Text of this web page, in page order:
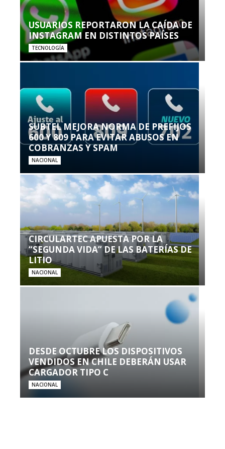
USUARIOS REPORTARON LA CAÍDA DE
INSTAGRAM EN DISTINTOS PAÍSES
TECNOLOGÍA
SUBTEL MEJORA NORMA DE PREFIJOS
600 Y 809 PARA EVITAR ABUSOS EN
COBRANZAS Y SPAM
NACIONAL
CIRCULARTEC APUESTA POR LA
“SEGUNDA VIDA” DE LAS BATERÍAS DE
LITIO
NACIONAL
DESDE OCTUBRE LOS DISPOSITIVOS
VENDIDOS EN CHILE DEBERÁN USAR
CARGADOR TIPO C
NACIONAL